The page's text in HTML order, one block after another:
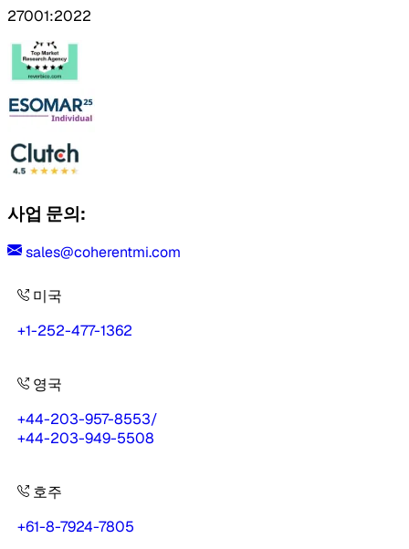
27001:2022
사업 문의:
sales@coherentmi.com
미국
+1-252-477-1362
영국
+44-203-957-8553/
+44-203-949-5508
호주
+61-8-7924-7805